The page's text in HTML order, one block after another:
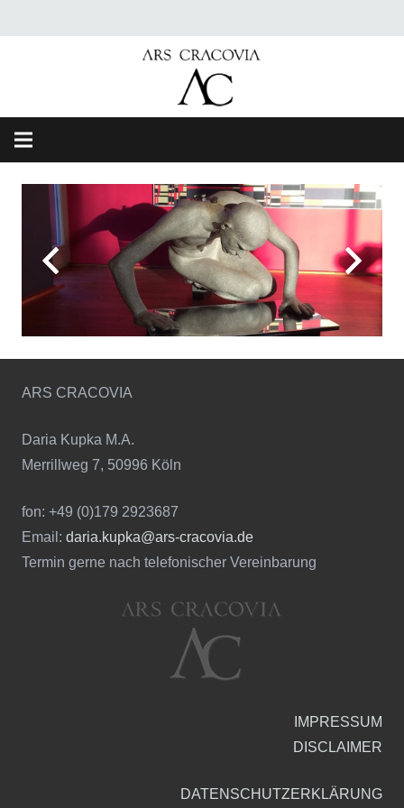
ARS CRACOVIA
Daria Kupka M.A.
Merrillweg 7, 50996 Köln
fon: +49 (0)179 2923687
Email: daria.kupka@ars-cracovia.de
Termin gerne nach telefonischer Vereinbarung
IMPRESSUM
DISCLAIMER
DATENSCHUTZERKLÄRUNG